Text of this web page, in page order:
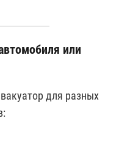
или
для разных